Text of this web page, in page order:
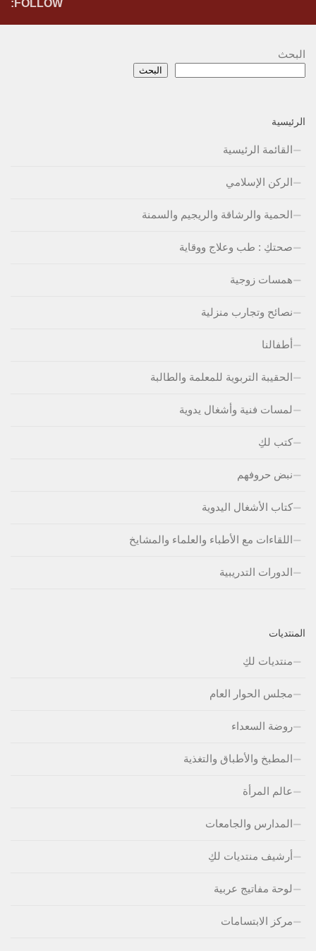
FOLLOW:
البحث
البحث
الرئيسية
القائمة الرئيسية
الركن الإسلامي
الحمية والرشاقة والريجيم والسمنة
صحتكِ : طب وعلاج ووقاية
همسات زوجية
نصائح وتجارب منزلية
أطفالنا
الحقيبة التربوية للمعلمة والطالبة
لمسات فنية وأشغال يدوية
كتب لكِ
نبض حروفهم
كتاب الأشغال اليدوية
اللقاءات مع الأطباء والعلماء والمشايخ
الدورات التدريبية
المنتديات
منتديات لكِ
مجلس الحوار العام
روضة السعداء
المطبخ والأطباق والتغذية
عالم المرأة
المدارس والجامعات
أرشيف منتديات لكِ
لوحة مفاتيج عربية
مركز الابتسامات